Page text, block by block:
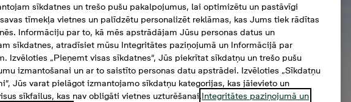
sīkdatnes un trešo pušu pakalpojumus, lai optimizētu un pastāvīgi
tīmekļa vietnes un palīdzētu personalizēt reklāmas, kas Jums tiek rādītas
Informāciju par to, kā mēs apstrādājam Jūsu personas datus un
sīkdatnes, atradīsiet mūsu Integritātes paziņojumā un Informācijā par
Izvēloties „Pieņemt visas sīkdatnes”, Jūs piekrītat sīkdatņu un trešo pušu
izmantošanai un ar to saistīto personas datu apstrādei. Izvēloties „Sīkdatņu
Jūs varat pielāgot izmantojamo sīkdatņu kategorijas, kas jāievieto un
sīkfailus, kas nav obligāti vietnes uzturēšanai.Integritātes paziņojumā un